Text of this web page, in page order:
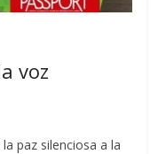
voz
paz silenciosa a la